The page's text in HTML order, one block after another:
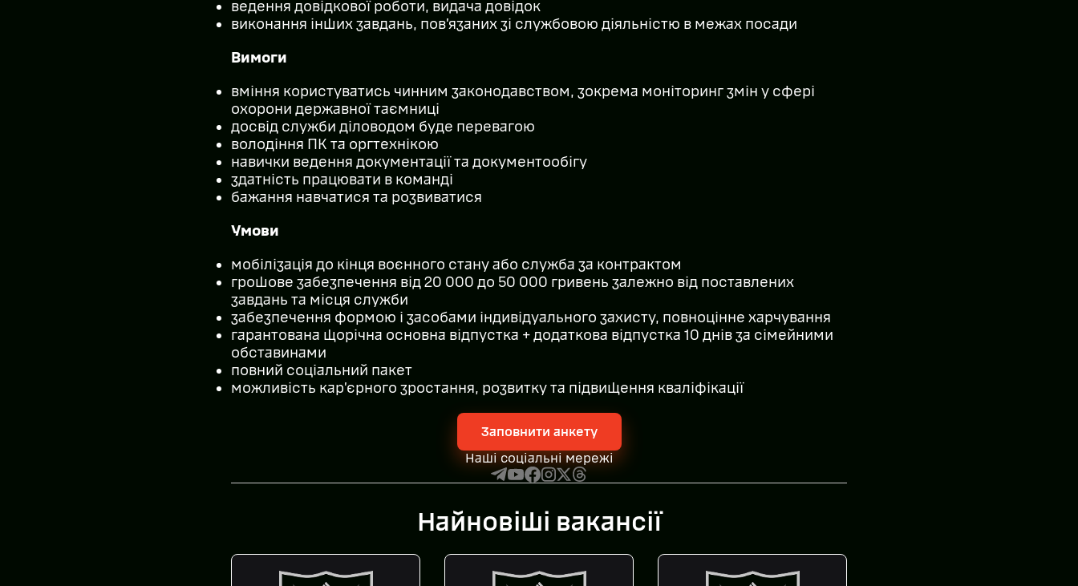
ведення довідкової роботи, видача довідок
виконання інших завдань, пов’язаних зі службовою діяльністю в межах посади
Вимоги
вміння користуватись чинним законодавством, зокрема моніторинг змін у сфері
охорони державної таємниці
досвід служби діловодом буде перевагою
володіння ПК та оргтехнікою
навички ведення документації та документообігу
здатність працювати в команді
бажання навчатися та розвиватися
Умови
мобілізація до кінця воєнного стану або служба за контрактом
грошове забезпечення від 20 000 до 50 000 гривень залежно від поставлених
завдань та місця служби
забезпечення формою і засобами індивідуального захисту, повноцінне харчування
гарантована щорічна основна відпустка + додаткова відпустка 10 днів за сімейними
обставинами
повний соціальний пакет
можливість кар’єрного зростання, розвитку та підвищення кваліфікації
Заповнити анкету
Наші соціальні мережі
Найновіші вакансії